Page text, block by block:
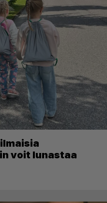
voit lunastaa